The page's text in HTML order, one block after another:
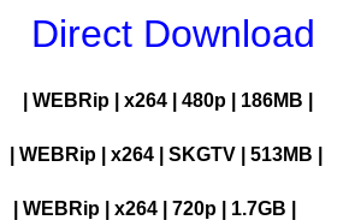
Direct Download
| WEBRip | x264 | 480p | 186MB |
| WEBRip | x264 | SKGTV | 513MB |
| WEBRip | x264 | 720p | 1.7GB |